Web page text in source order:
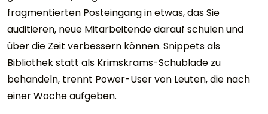
fragmentierten Posteingang in etwas, das Sie
auditieren, neue Mitarbeitende darauf schulen und
über die Zeit verbessern können. Snippets als
Bibliothek statt als Krimskrams-Schublade zu
behandeln, trennt Power-User von Leuten, die nach
einer Woche aufgeben.